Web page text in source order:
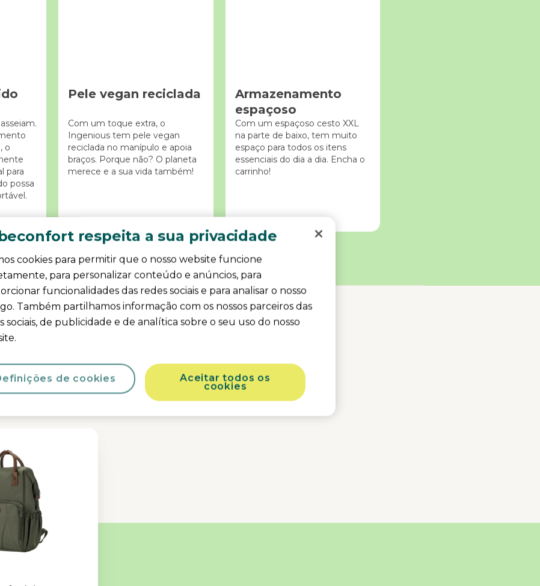
respeita a sua privacidade
cookies para permitir que o nosso website funcione
para personalizar conteúdo e anúncios, para
funcionalidades das redes sociais e para analisar o nosso
Também partilhamos informação com os nossos parceiros das
sociais, de publicidade e de analítica sobre o seu uso do nosso
Aceitar todos os
cookies
de cookies
o
para
possa
Pele vegan reciclada
Com um toque extra, o
Ingenious tem pele vegan
reciclada no manípulo e apoia
braços. Porque não? O planeta
merece e a sua vida também!
Armazenamento
espaçoso
Com um espaçoso cesto XXL
na parte de baixo, tem muito
espaço para todos os itens
essenciais do dia a dia. Encha o
carrinho!
o seu Ingenious
Acessórios que combinam